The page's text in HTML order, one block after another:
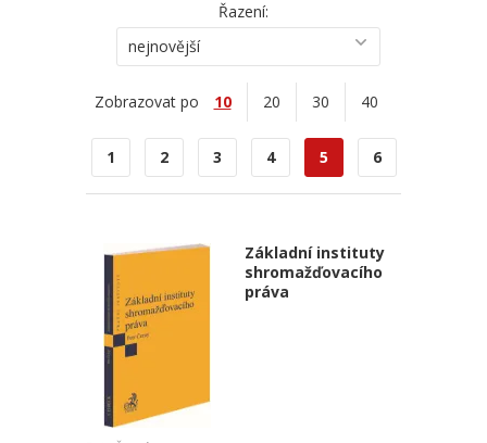
Řazení:
nejnovější
Zobrazovat po 10 20 30 40
1 2 3 4 5 6
Základní instituty
shromažďovacího
práva